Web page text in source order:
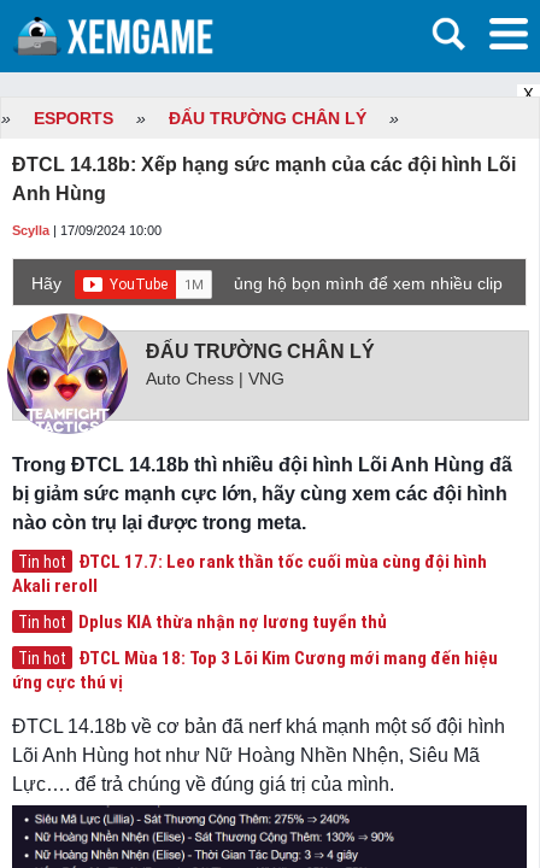
X
» ESPORTS » ĐẤU TRƯỜNG CHÂN LÝ »
ĐTCL 14.18b: Xếp hạng sức mạnh của các đội hình Lõi
Anh Hùng
Scylla | 17/09/2024 10:00
Hãy
ủng hộ bọn mình để xem nhiều clip
game mới hơn nhé!
ĐẤU TRƯỜNG CHÂN LÝ
Auto Chess | VNG
Trong ĐTCL 14.18b thì nhiều đội hình Lõi Anh Hùng đã
bị giảm sức mạnh cực lớn, hãy cùng xem các đội hình
nào còn trụ lại được trong meta.
Tin hot
ĐTCL 17.7: Leo rank thần tốc cuối mùa cùng đội hình
Akali reroll
Tin hot Dplus KIA thừa nhận nợ lương tuyển thủ
Tin hot
ĐTCL Mùa 18: Top 3 Lõi Kim Cương mới mang đến hiệu
ứng cực thú vị
ĐTCL 14.18b về cơ bản đã nerf khá mạnh một số đội hình
Lõi Anh Hùng hot như Nữ Hoàng Nhền Nhện, Siêu Mã
Lực…. để trả chúng về đúng giá trị của mình.